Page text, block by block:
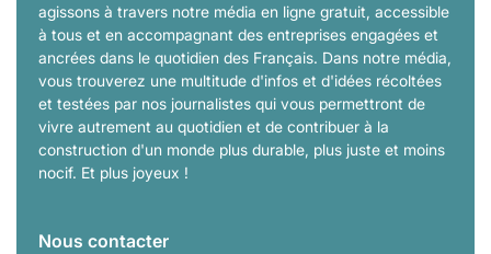
agissons à travers notre média en ligne gratuit, accessible
à tous et en accompagnant des entreprises engagées et
ancrées dans le quotidien des Français. Dans notre média,
vous trouverez une multitude d'infos et d'idées récoltées
et testées par nos journalistes qui vous permettront de
vivre autrement au quotidien et de contribuer à la
construction d'un monde plus durable, plus juste et moins
nocif. Et plus joyeux !
Nous contacter